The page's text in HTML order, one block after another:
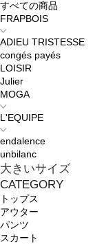
すべての商品
FRAPBOIS
ADIEU TRISTESSE
congés payés
LOISIR
Julier
MOGA
L'EQUIPE
endalence
unbilanc
大きいサイズ
CATEGORY
トップス
アウター
パンツ
スカート